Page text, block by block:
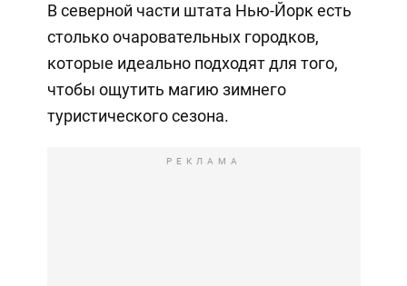
В северной части штата Нью-Йорк есть
столько очаровательных городков,
которые идеально подходят для того,
чтобы ощутить магию зимнего
туристического сезона.
РЕКЛАМА